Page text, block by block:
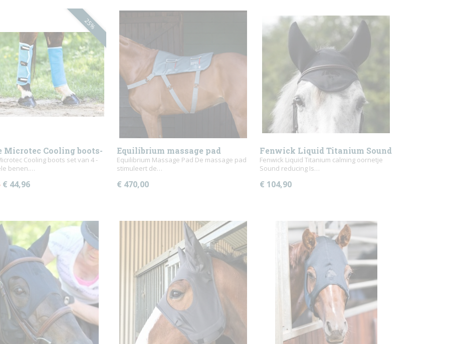
25%
Microtec Cooling boots-
Cooling boots set van 4 -
benen.…
€ 44,96
Equilibrium massage pad
Equilibrium Massage Pad De massage pad
stimuleert de…
€ 470,00
Fenwick Liquid Titanium Sound
Reducing oornetje
Fenwick Liquid Titanium calming oornetje
Sound reducing Is…
€ 104,90